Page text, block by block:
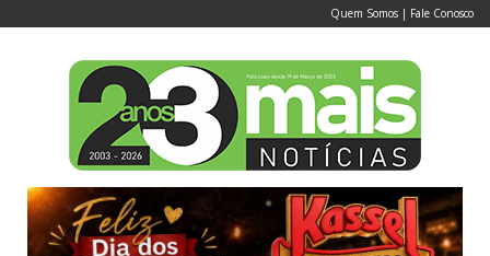
Quem Somos | Fale Conosco